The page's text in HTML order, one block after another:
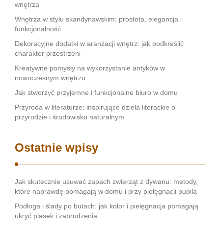
wnętrza
Wnętrza w stylu skandynawskim: prostota, elegancja i
funkcjonalność
Dekoracyjne dodatki w aranżacji wnętrz: jak podkreślić
charakter przestrzeni
Kreatywne pomysły na wykorzystanie antyków w
nowoczesnym wnętrzu
Jak stworzyć przyjemne i funkcjonalne biuro w domu
Przyroda w literaturze: inspirujące dzieła literackie o
przyrodzie i środowisku naturalnym
Ostatnie wpisy
Jak skutecznie usuwać zapach zwierząt z dywanu: metody,
które naprawdę pomagają w domu i przy pielęgnacji pupila
Podłoga i ślady po butach: jak kolor i pielęgnacja pomagają
ukryć piasek i zabrudzenia